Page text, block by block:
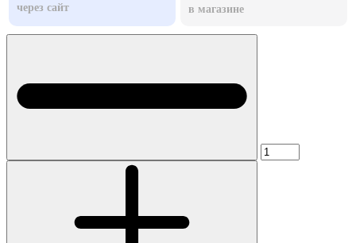
через сайт
в магазине